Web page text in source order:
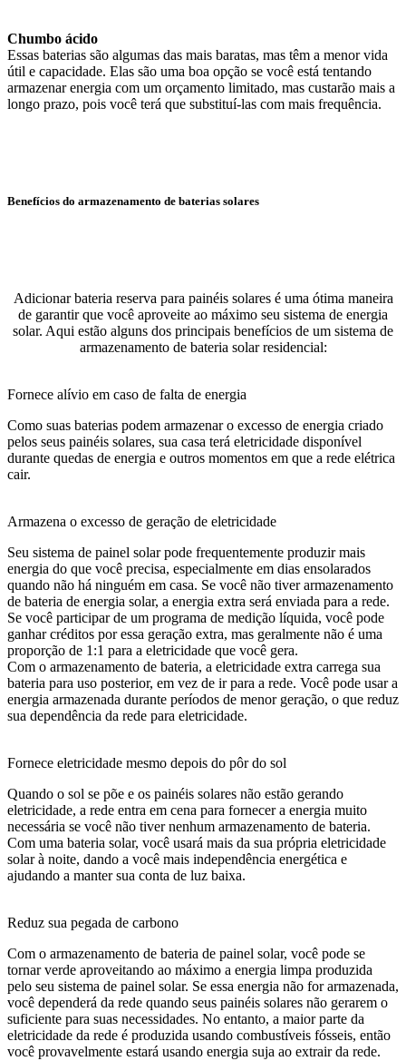
Chumbo ácido
Essas baterias são algumas das mais baratas, mas têm a menor vida
útil e capacidade. Elas são uma boa opção se você está tentando
armazenar energia com um orçamento limitado, mas custarão mais a
longo prazo, pois você terá que substituí-las com mais frequência.
Benefícios do armazenamento de baterias solares
Adicionar bateria reserva para painéis solares é uma ótima maneira
de garantir que você aproveite ao máximo seu sistema de energia
solar. Aqui estão alguns dos principais benefícios de um sistema de
armazenamento de bateria solar residencial:
Fornece alívio em caso de falta de energia
Como suas baterias podem armazenar o excesso de energia criado
pelos seus painéis solares, sua casa terá eletricidade disponível
durante quedas de energia e outros momentos em que a rede elétrica
cair.
Armazena o excesso de geração de eletricidade
Seu sistema de painel solar pode frequentemente produzir mais
energia do que você precisa, especialmente em dias ensolarados
quando não há ninguém em casa. Se você não tiver armazenamento
de bateria de energia solar, a energia extra será enviada para a rede.
Se você participar de um programa de medição líquida, você pode
ganhar créditos por essa geração extra, mas geralmente não é uma
proporção de 1:1 para a eletricidade que você gera.
Com o armazenamento de bateria, a eletricidade extra carrega sua
bateria para uso posterior, em vez de ir para a rede. Você pode usar a
energia armazenada durante períodos de menor geração, o que reduz
sua dependência da rede para eletricidade.
Fornece eletricidade mesmo depois do pôr do sol
Quando o sol se põe e os painéis solares não estão gerando
eletricidade, a rede entra em cena para fornecer a energia muito
necessária se você não tiver nenhum armazenamento de bateria.
Com uma bateria solar, você usará mais da sua própria eletricidade
solar à noite, dando a você mais independência energética e
ajudando a manter sua conta de luz baixa.
Reduz sua pegada de carbono
Com o armazenamento de bateria de painel solar, você pode se
tornar verde aproveitando ao máximo a energia limpa produzida
pelo seu sistema de painel solar. Se essa energia não for armazenada,
você dependerá da rede quando seus painéis solares não gerarem o
suficiente para suas necessidades. No entanto, a maior parte da
eletricidade da rede é produzida usando combustíveis fósseis, então
você provavelmente estará usando energia suja ao extrair da rede.